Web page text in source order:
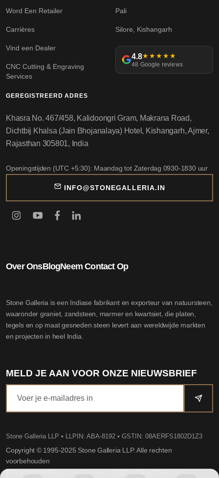
Word Een Retailer
Carrières
Vind een Dealer
CNC Cutting & Engraving
Services
Pali
Silore, Kishangarh
4.8★★★★★
48 Google reviews
Over OnsBlogNeem Contact Op
Stone Galleria is een Indiase fabrikant en exporteur van natuursteen,
waaronder graniet, zandsteen, marmer en kwartsiet, die platen,
tegels en op maat gesneden steen levert aan wereldwijde markten
en projecten in heel India.
MELD JE AAN VOOR ONZE NIEUWSBRIEF
Stone Galleria LLP • LLPIN: ABA-8192 • GSTIN: 08AERFS1802D1Z3
Copyright © 1995-2025 Stone Galleria LLP. Alle rechten
voorbehouden
|
GEREGISTREERD ADRES
Khasra No. 467/458, Kalidoongri Gram, Makrana Road,
Dichtbij Khalsa (Jain Bhojanalaya) Hotel, Kishangarh, Ajmer,
Rajasthan 305801, India
Openingstijden (UTC +5:30): Maandag tot Zaterdag 0930-1830 uur
INFO@STONEGALLERIA.IN